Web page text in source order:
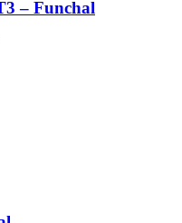
– Funchal